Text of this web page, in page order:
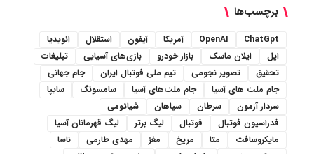
برچسب‌ها
ChatGpt
OpenAI آمریکا آیفون استقلال
انویدیا
اپل
ایلان ماسک بازار خودرو بازی‌های آسیایی
تبلیغات
تحقیق
تصویر نجومی تیم ملی فوتبال ایران
جام جهانی
جام ملت های آسیا
جام ملت‌های آسیا سامسونگ
سایپا
سردار آزمون
سرطان سپاهان
شیائومی
فدراسیون فوتبال
فوتبال لیگ برتر
لیگ قهرمانان آسیا
مایکروسافت
متا مریخ مغز مهدی طارمی
ناسا